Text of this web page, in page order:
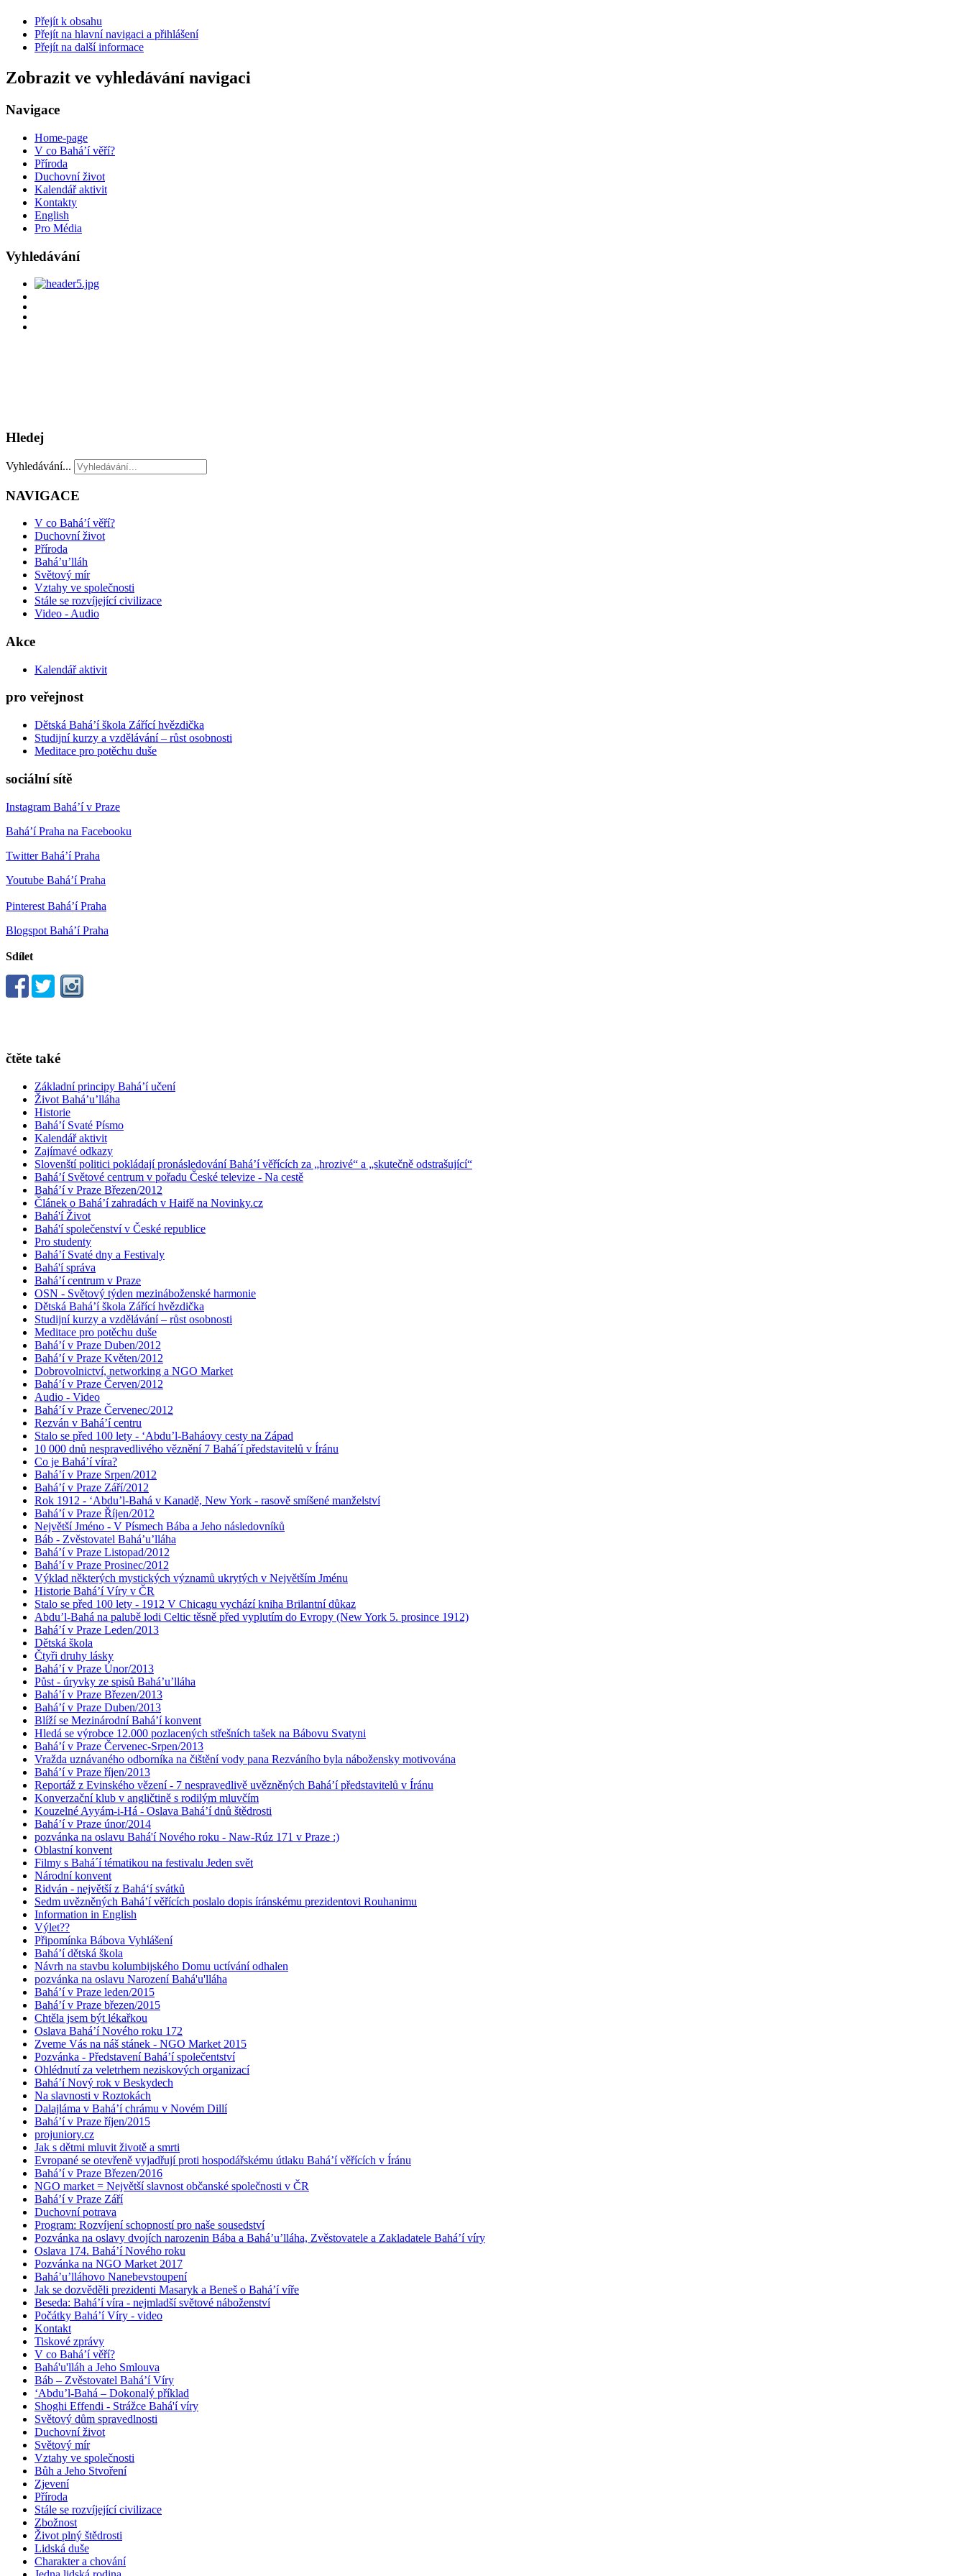
Přejít k obsahu
Přejít na hlavní navigaci a přihlášení
Přejít na další informace
Zobrazit ve vyhledávání navigaci
Navigace
Home-page
V co Bahá’í věří?
Příroda
Duchovní život
Kalendář aktivit
Kontakty
English
Pro Média
Vyhledávání
Hledej
Vyhledávání...
NAVIGACE
V co Bahá’í věří?
Duchovní život
Příroda
Bahá’u’lláh
Světový mír
Vztahy ve společnosti
Stále se rozvíjející civilizace
Video - Audio
Akce
Kalendář aktivit
pro veřejnost
Dětská Bahá’í škola Zářící hvězdička
Studijní kurzy a vzdělávání – růst osobnosti
Meditace pro potěchu duše
sociální sítě
Instagram Bahá’í v Praze
Bahá’í Praha na Facebooku
Twitter Bahá’í Praha
Youtube Bahá’í Praha
Pinterest Bahá’í Praha
Blogspot Bahá’í Praha
Sdílet
čtěte také
Základní principy Bahá’í učení
Život Bahá’u’lláha
Historie
Bahá’í Svaté Písmo
Kalendář aktivit
Zajímavé odkazy
Slovenští politici pokládají pronásledování Bahá’í věřících za „hrozivé“ a „skutečně odstrašující“
Bahá’í Světové centrum v pořadu České televize - Na cestě
Bahá’í v Praze Březen/2012
Článek o Bahá’í zahradách v Haifě na Novinky.cz
Bahá'í Život
Bahá'í společenství v České republice
Pro studenty
Bahá’í Svaté dny a Festivaly
Bahá'í správa
Bahá’í centrum v Praze
OSN - Světový týden mezináboženské harmonie
Dětská Bahá’í škola Zářící hvězdička
Studijní kurzy a vzdělávání – růst osobnosti
Meditace pro potěchu duše
Bahá’í v Praze Duben/2012
Bahá’í v Praze Květen/2012
Dobrovolnictví, networking a NGO Market
Bahá’í v Praze Červen/2012
Audio - Video
Bahá’í v Praze Červenec/2012
Rezván v Bahá’í centru
Stalo se před 100 lety - ‘Abdu’l-Baháovy cesty na Západ
10 000 dnů nespravedlivého věznění 7 Bahá´í představitelů v Íránu
Co je Bahá’í víra?
Bahá’í v Praze Srpen/2012
Bahá’í v Praze Září/2012
Rok 1912 - ‘Abdu’l-Bahá v Kanadě, New York - rasově smíšené manželství
Bahá’í v Praze Říjen/2012
Největší Jméno - V Písmech Bába a Jeho následovníků
Báb - Zvěstovatel Bahá’u’lláha
Bahá’í v Praze Listopad/2012
Bahá’í v Praze Prosinec/2012
Výklad některých mystických významů ukrytých v Největším Jménu
Historie Bahá’í Víry v ČR
Stalo se před 100 lety - 1912 V Chicagu vychází kniha Brilantní důkaz
Abdu’l-Bahá na palubě lodi Celtic těsně před vyplutím do Evropy (New York 5. prosince 1912)
Bahá’í v Praze Leden/2013
Dětská škola
Čtyři druhy lásky
Bahá’í v Praze Únor/2013
Půst - úryvky ze spisů Bahá’u’lláha
Bahá’í v Praze Březen/2013
Bahá’í v Praze Duben/2013
Blíží se Mezinárodní Bahá’í konvent
Hledá se výrobce 12.000 pozlacených střešních tašek na Bábovu Svatyni
Bahá’í v Praze Červenec-Srpen/2013
Vražda uznávaného odborníka na čištění vody pana Rezváního byla nábožensky motivována
Bahá’í v Praze říjen/2013
Reportáž z Evinského vězení - 7 nespravedlivě uvězněných Bahá’í představitelů v Íránu
Konverzační klub v angličtině s rodilým mluvčím
Kouzelné Ayyám-i-Há - Oslava Bahá’í dnů štědrosti
Bahá’í v Praze únor/2014
pozvánka na oslavu Bahá'í Nového roku - Naw-Rúz 171 v Praze :)
Oblastní konvent
Filmy s Bahá´í tématikou na festivalu Jeden svět
Národní konvent
Ridván - největší z Bahá‘í svátků
Sedm uvězněných Bahá’í věřících poslalo dopis íránskému prezidentovi Rouhanimu
Information in English
Výlet??
Připomínka Bábova Vyhlášení
Bahá’í dětská škola
Návrh na stavbu kolumbijského Domu uctívání odhalen
pozvánka na oslavu Narození Bahá'u'lláha
Bahá’í v Praze leden/2015
Bahá’í v Praze březen/2015
Chtěla jsem být lékařkou
Oslava Bahá’í Nového roku 172
Zveme Vás na náš stánek - NGO Market 2015
Pozvánka - Představení Bahá’í společentství
Ohlédnutí za veletrhem neziskových organizací
Bahá’í Nový rok v Beskydech
Na slavnosti v Roztokách
Dalajláma v Bahá’í chrámu v Novém Dillí
Bahá’í v Praze říjen/2015
projuniory.cz
Jak s dětmi mluvit životě a smrti
Evropané se otevřeně vyjadřují proti hospodářskému útlaku Bahá’í věřících v Íránu
Bahá’í v Praze Březen/2016
NGO market = Největší slavnost občanské společnosti v ČR
Bahá’í v Praze Září
Duchovní potrava
Program: Rozvíjení schopností pro naše sousedství
Pozvánka na oslavy dvojích narozenin Bába a Bahá’u’lláha, Zvěstovatele a Zakladatele Bahá’í víry
Oslava 174. Bahá’í Nového roku
Pozvánka na NGO Market 2017
Bahá’u’lláhovo Nanebevstoupení
Jak se dozvěděli prezidenti Masaryk a Beneš o Bahá’í víře
Beseda: Bahá’í víra - nejmladší světové náboženství
Počátky Bahá’í Víry - video
Kontakt
Tiskové zprávy
V co Bahá’í věří?
Bahá'u'lláh a Jeho Smlouva
Báb – Zvěstovatel Bahá’í Víry
‘Abdu’l-Bahá – Dokonalý příklad
Shoghi Effendi - Strážce Bahá'í víry
Světový dům spravedlnosti
Duchovní život
Světový mír
Vztahy ve společnosti
Bůh a Jeho Stvoření
Zjevení
Příroda
Stále se rozvíjející civilizace
Zbožnost
Život plný štědrosti
Lidská duše
Charakter a chování